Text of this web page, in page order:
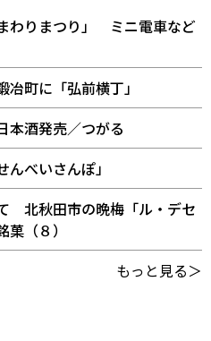
わりまつり」 ミニ電車など
町に「弘前横丁」
本酒発売／つがる
べいさんぽ」
北秋田市の晩梅「ル・デセ
（８）
もっと見る＞